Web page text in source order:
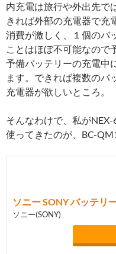
内充電は旅行や外出先で
きれば外部の充電器で充
消費が激しく、１個のバ
ことはほぼ不可能なので
予備バッテリーの充電中
ます。できれば複数のバ
充電器が欲しいところ。
そんなわけで、私が
使ってきたのが、BC-
ソニー SONY バッテリ
ソニー(SONY)